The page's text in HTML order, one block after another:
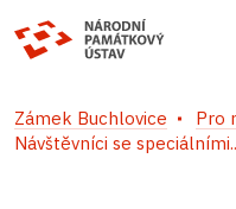
Zámek Buchlovice
Pro
Návštěvníci se